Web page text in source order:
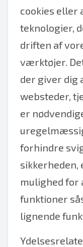
cookies eller
teknologier,
driften af
værktøjer.
der giver dig
websteder,
er
forhindre
sikkerheden,
mulighed for
funktioner
lignende